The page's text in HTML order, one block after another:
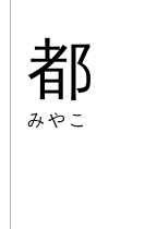
都
みやこ